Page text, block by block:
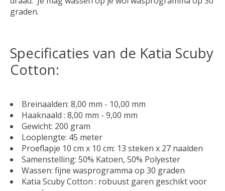
graden.
Specificaties van de Katia Scuby
Cotton:
Breinaalden: 8,00 mm - 10,00 mm
Haaknaald : 8,00 mm - 9,00 mm
Gewicht: 200 gram
Looplengte: 45 meter
Proeflapje 10 cm x 10 cm: 13 steken x 27 naalden
Samenstelling: 50% Katoen, 50% Polyester
Wassen: fijne wasprogramma op 30 graden
Katia Scuby Cotton : robuust garen geschikt voor